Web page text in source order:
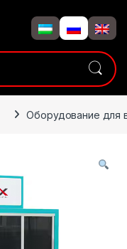
Оборудование для